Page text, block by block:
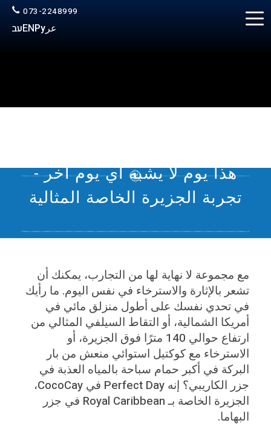
073-2248999
عرРу
ENעב
هذا يوم لا يشبه أي يوم آخر -
تجربة الجزيرة الخاصة المثالية
مع مجموعة لا نهاية لها من التجارب، يمكنك أن
تشعر بالإثارة والاسترخاء في نفس اليوم. ما رأيك
في تحدي نفسك على أطول منزلق مائي في
أمريكا الشمالية، أو التقاط السيلفي المثالي من
ارتفاع حوالي 140 مترًا فوق الجزيرة، أو
الاسترخاء مع كوكتيل استوائي منعش من بار
البركة في أكبر حمام سباحة بالمياه العذبة في
جزر الكاريبي؟ إنه Perfect Day في CocoCay،
الجزيرة الخاصة بـ Royal Caribbean في جزر
البهاما.